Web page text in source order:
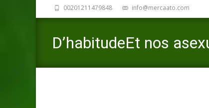
00201211479848 info@mercaato.com
D’habitudeEt nos